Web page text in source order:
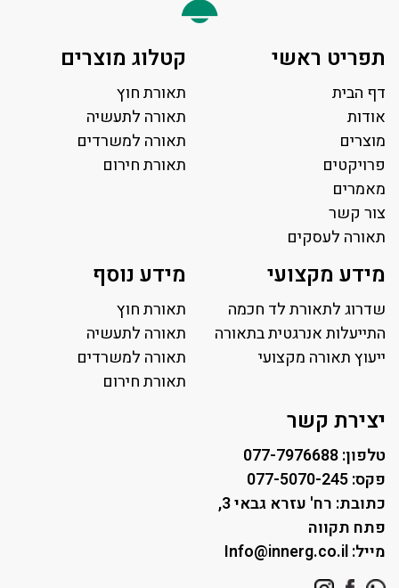
תפריט ראשי
דף הבית
אודות
מוצרים
פרויקטים
מאמרים
צור קשר
תאורה לעסקים
פאנל לד
פרופיל תאורה
תאורה לאולמות ספורט
תאורה למגרשי טניס
קטלוג מוצרים
תאורת חוץ
תאורה לתעשיה
תאורה למשרדים
תאורת חירום
מידע מקצועי
שדרוג לתאורת לד חכמה
התייעלות אנרגטית בתאורה
ייעוץ תאורה מקצועי
מידע נוסף
תאורת חוץ
תאורה לתעשיה
תאורה למשרדים
תאורת חירום
יצירת קשר
טלפון: 077-7976688
פקס: 077-5070-245
כתובת: רח' עזרא גבאי 3,
פתח תקווה
מייל: Info@innerg.co.il